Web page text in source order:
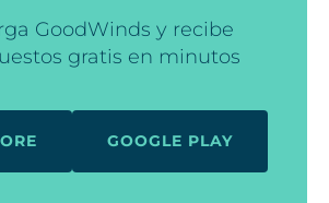
GoodWinds y recibe
gratis en minutos
GOOGLE PLAY